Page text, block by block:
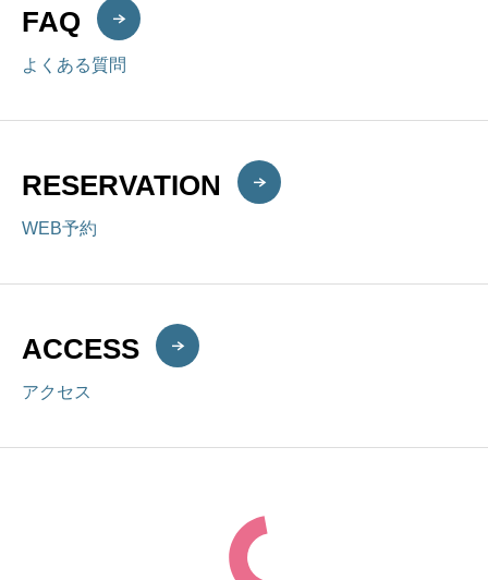
FAQ
よくある質問
RESERVATION
WEB予約
ACCESS
アクセス